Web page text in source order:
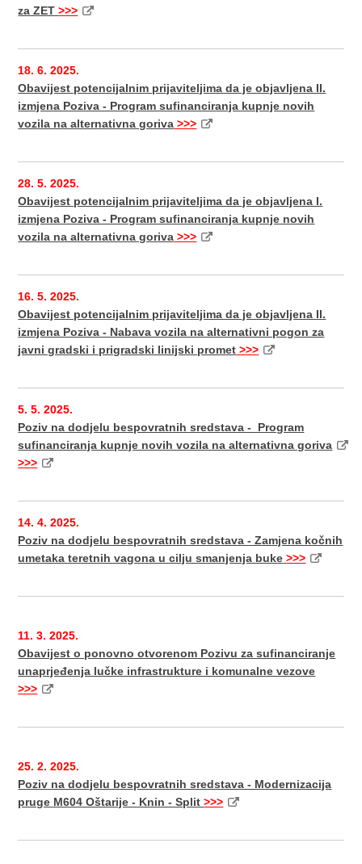
za ZET>>>
18. 6. 2025.
Obavijest potencijalnim prijaviteljima da je objavljena II.
izmjena Poziva - Program sufinanciranja kupnje novih
vozila na alternativna goriva >>>
28. 5. 2025.
Obavijest potencijalnim prijaviteljima da je objavljena I.
izmjena Poziva - Program sufinanciranja kupnje novih
vozila na alternativna goriva >>>
16. 5. 2025.
Obavijest potencijalnim prijaviteljima da je objavljena II.
izmjena Poziva - Nabava vozila na alternativni pogon za
javni gradski i prigradski linijski promet >>>
5. 5. 2025.
Poziv na dodjelu bespovratnih sredstava - Program
sufinanciranja kupnje novih vozila na alternativna goriva
>>>
14. 4. 2025.
Poziv na dodjelu bespovratnih sredstava - Zamjena kočnih
umetaka teretnih vagona u cilju smanjenja buke >>>
11. 3. 2025.
Obavijest o ponovno otvorenom Pozivu za sufinanciranje
unaprjeđenja lučke infrastrukture i komunalne vezove
>>>
25. 2. 2025.
Poziv na dodjelu bespovratnih sredstava - Modernizacija
pruge M604 Oštarije - Knin - Split>>>